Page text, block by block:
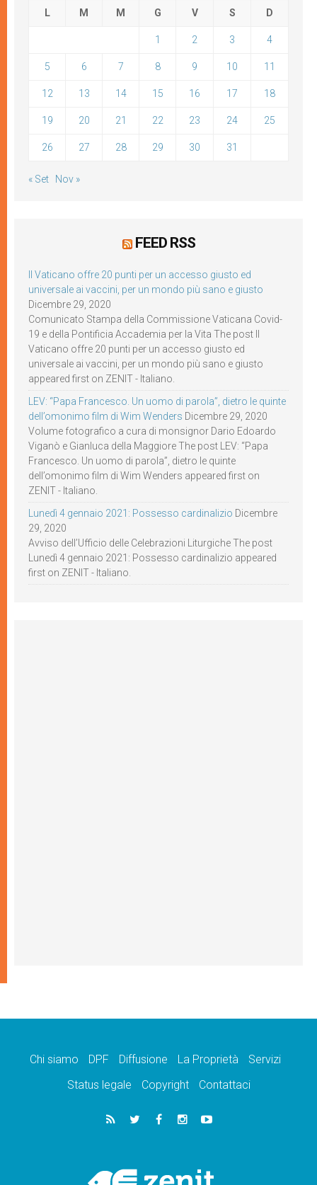
L M M G V S D
1 2 3 4
5 6 7 8 9 10 11
12 13 14 15 16 17 18
19 20 21 22 23 24 25
26 27 28 29 30 31
« Set Nov »
FEED RSS
Il Vaticano offre 20 punti per un accesso giusto ed
universale ai vaccini, per un mondo più sano e giusto
Dicembre 29, 2020
Comunicato Stampa della Commissione Vaticana Covid-
19 e della Pontificia Accademia per la Vita The post Il
Vaticano offre 20 punti per un accesso giusto ed
universale ai vaccini, per un mondo più sano e giusto
appeared first on ZENIT - Italiano.
LEV: “Papa Francesco. Un uomo di parola”, dietro le quinte
dell’omonimo film di Wim Wenders Dicembre 29, 2020
Volume fotografico a cura di monsignor Dario Edoardo
Viganò e Gianluca della Maggiore The post LEV: “Papa
Francesco. Un uomo di parola”, dietro le quinte
dell’omonimo film di Wim Wenders appeared first on
ZENIT - Italiano.
Lunedì 4 gennaio 2021: Possesso cardinalizio Dicembre
29, 2020
Avviso dell’Ufficio delle Celebrazioni Liturgiche The post
Lunedì 4 gennaio 2021: Possesso cardinalizio appeared
first on ZENIT - Italiano.
Chi siamo DPF Diffusione La Proprietà
Servizi
Status legale
Copyright Contattaci